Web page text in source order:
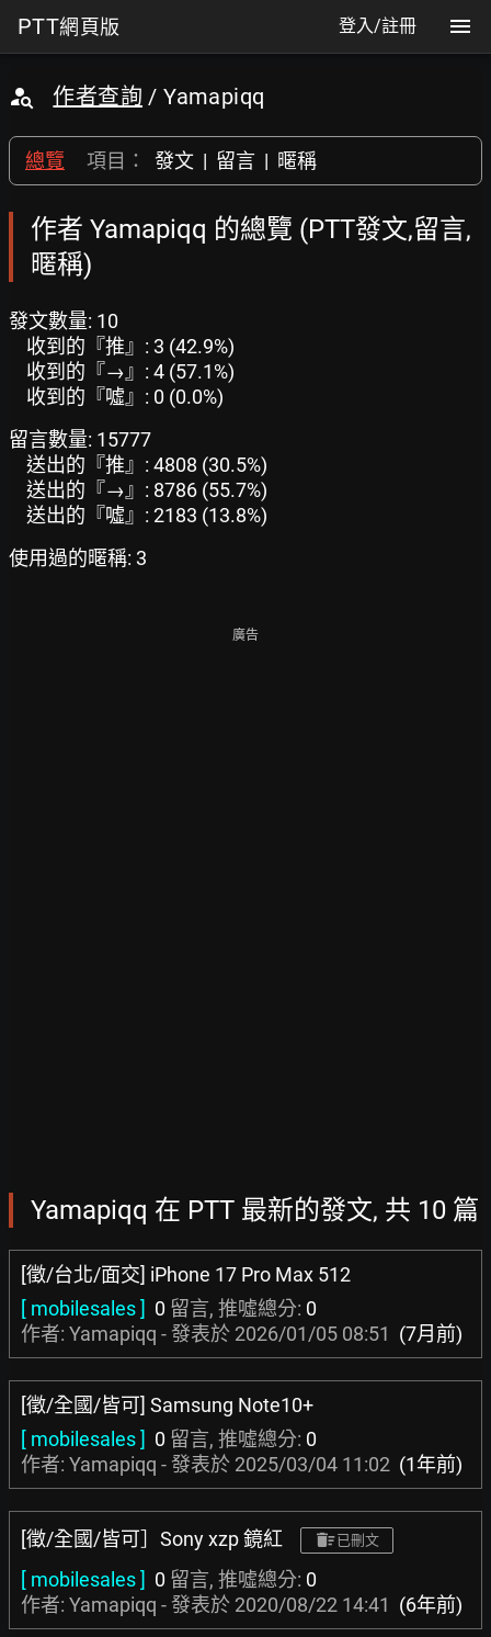
PTT網頁版 登入/註冊
作者查詢 / Yamapiqq
總覽 項目： 發文 | 留言 | 暱稱
作者 Yamapiqq 的總覽 (PTT發文,留言,
暱稱)
發文數量: 10
收到的『推』: 3 (42.9%)
收到的『→』: 4 (57.1%)
收到的『噓』: 0 (0.0%)
留言數量: 15777
送出的『推』: 4808 (30.5%)
送出的『→』: 8786 (55.7%)
送出的『噓』: 2183 (13.8%)
使用過的暱稱: 3
廣告
Yamapiqq 在 PTT 最新的發文, 共 10 篇
[徵/台北/面交] iPhone 17 Pro Max 512
[ mobilesales ] 0 留言, 推噓總分: 0
作者: Yamapiqq - 發表於 2026/01/05 08:51 (7月前)
[徵/全國/皆可] Samsung Note10+
[ mobilesales ] 0 留言, 推噓總分: 0
作者: Yamapiqq - 發表於 2025/03/04 11:02 (1年前)
[徵/全國/皆可］Sony xzp 鏡紅 已刪文
[ mobilesales ] 0 留言, 推噓總分: 0
作者: Yamapiqq - 發表於 2020/08/22 14:41 (6年前)